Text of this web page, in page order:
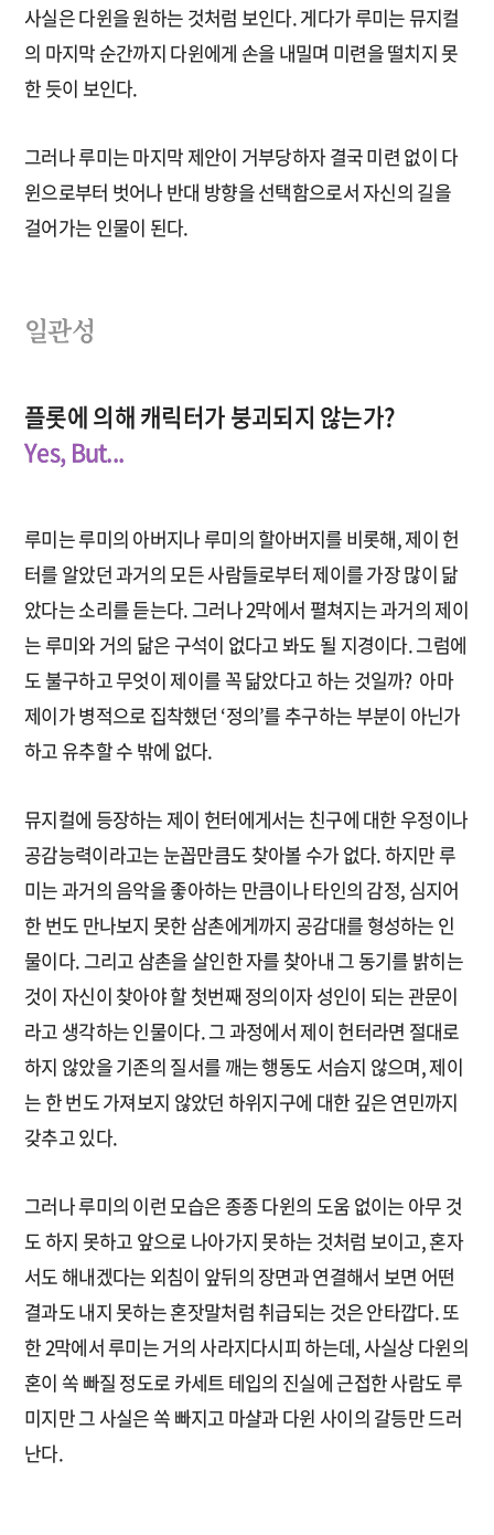
사실은 다윈을 원하는 것처럼 보인다. 게다가 루미는 뮤지컬
의 마지막 순간까지 다윈에게 손을 내밀며 미련을 떨치지 못
한 듯이 보인다.
그러나 루미는 마지막 제안이 거부당하자 결국 미련 없이 다
윈으로부터 벗어나 반대 방향을 선택함으로서 자신의 길을
걸어가는 인물이 된다.
일관성
플롯에 의해 캐릭터가 붕괴되지 않는가?
Yes, But...
루미는 루미의 아버지나 루미의 할아버지를 비롯해, 제이 헌
터를 알았던 과거의 모든 사람들로부터 제이를 가장 많이 닮
았다는 소리를 듣는다. 그러나 2막에서 펼쳐지는 과거의 제이
는 루미와 거의 닮은 구석이 없다고 봐도 될 지경이다. 그럼에
도 불구하고 무엇이 제이를 꼭 닮았다고 하는 것일까? 아마
제이가 병적으로 집착했던 ‘정의’를 추구하는 부분이 아닌가
하고 유추할 수 밖에 없다.
뮤지컬에 등장하는 제이 헌터에게서는 친구에 대한 우정이나
공감능력이라고는 눈꼽만큼도 찾아볼 수가 없다. 하지만 루
미는 과거의 음악을 좋아하는 만큼이나 타인의 감정, 심지어
한 번도 만나보지 못한 삼촌에게까지 공감대를 형성하는 인
물이다. 그리고 삼촌을 살인한 자를 찾아내 그 동기를 밝히는
것이 자신이 찾아야 할 첫번째 정의이자 성인이 되는 관문이
라고 생각하는 인물이다. 그 과정에서 제이 헌터라면 절대로
하지 않았을 기존의 질서를 깨는 행동도 서슴지 않으며, 제이
는 한 번도 가져보지 않았던 하위지구에 대한 깊은 연민까지
갖추고 있다.
그러나 루미의 이런 모습은 종종 다윈의 도움 없이는 아무 것
도 하지 못하고 앞으로 나아가지 못하는 것처럼 보이고, 혼자
서도 해내겠다는 외침이 앞뒤의 장면과 연결해서 보면 어떤
결과도 내지 못하는 혼잣말처럼 취급되는 것은 안타깝다. 또
한 2막에서 루미는 거의 사라지다시피 하는데, 사실상 다윈의
혼이 쏙 빠질 정도로 카세트 테입의 진실에 근접한 사람도 루
미지만 그 사실은 쏙 빠지고 마샬과 다윈 사이의 갈등만 드러
난다.